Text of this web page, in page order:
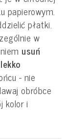
papierowym.
płatki.
w
usuń
- nie
obróbce
kolor i